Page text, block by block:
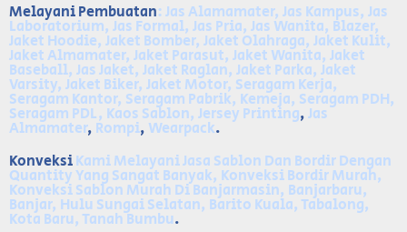
MelayaniPembuatan: Jas Alamamater, Jas Kampus, Jas
Laboratorium, Jas Formal, Jas Pria, Jas Wanita, Blazer,
Jaket Hoodie, Jaket Bomber, Jaket Olahraga, Jaket Kulit,
Jaket Almamater, Jaket Parasut, Jaket Wanita, Jaket
Baseball, Jas Jaket, Jaket Raglan, Jaket Parka, Jaket
Varsity, Jaket Biker, Jaket Motor, Seragam Kerja,
Seragam Kantor, Seragam Pabrik, Kemeja, Seragam PDH,
Seragam PDL, Kaos Sablon, Jersey Printing,Jas
Almamater, Rompi, Wearpack.
KonveksiKami Melayani Jasa Sablon Dan Bordir Dengan
Quantity Yang Sangat Banyak, Konveksi Bordir Murah,
Konveksi Sablon Murah Di Banjarmasin, Banjarbaru,
Banjar, Hulu Sungai Selatan, Barito Kuala, Tabalong,
Kota Baru, Tanah Bumbu.